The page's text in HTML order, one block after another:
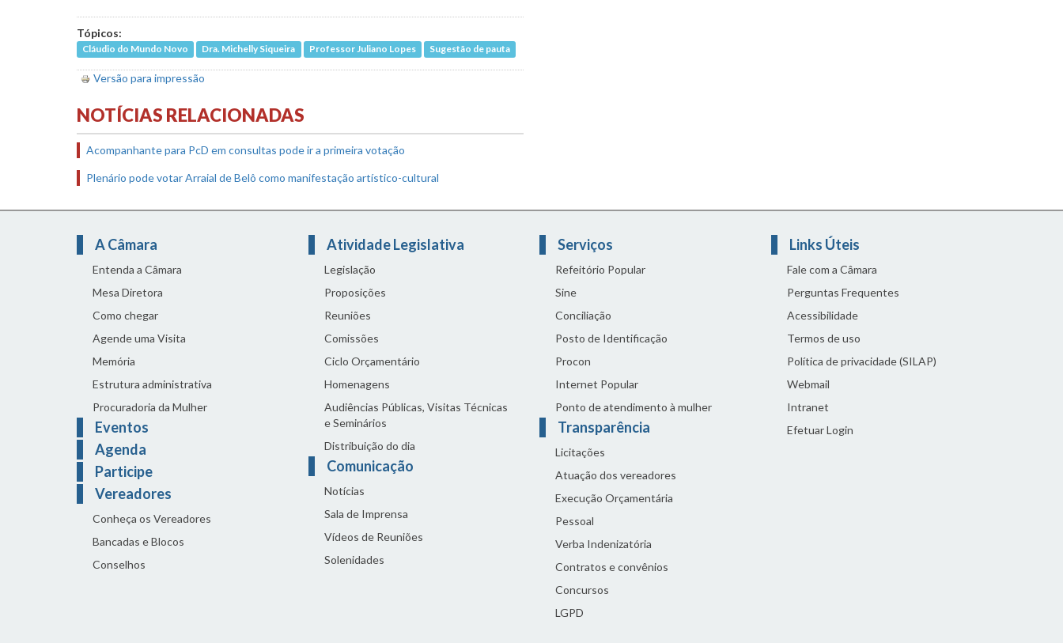
Tópicos:
Cláudio do Mundo Novo Dra. Michelly Siqueira Professor Juliano Lopes Sugestão de pauta
Versão para impressão
NOTÍCIAS RELACIONADAS
Acompanhante para PcD em consultas pode ir a primeira votação
Plenário pode votar Arraial de Belô como manifestação artístico-cultural
A Câmara
Entenda a Câmara
Mesa Diretora
Como chegar
Agende uma Visita
Memória
Estrutura administrativa
Procuradoria da Mulher
Eventos
Agenda
Participe
Vereadores
Conheça os Vereadores
Bancadas e Blocos
Conselhos
Atividade Legislativa
Legislação
Proposições
Reuniões
Comissões
Ciclo Orçamentário
Homenagens
Audiências Públicas, Visitas Técnicas
e Seminários
Distribuição do dia
Comunicação
Notícias
Sala de Imprensa
Vídeos de Reuniões
Solenidades
Serviços
Refeitório Popular
Sine
Conciliação
Posto de Identificação
Procon
Internet Popular
Ponto de atendimento à mulher
Transparência
Licitações
Atuação dos vereadores
Execução Orçamentária
Pessoal
Verba Indenizatória
Contratos e convênios
Concursos
LGPD
Links Úteis
Fale com a Câmara
Perguntas Frequentes
Acessibilidade
Termos de uso
Política de privacidade (SILAP)
Webmail
Intranet
Efetuar Login